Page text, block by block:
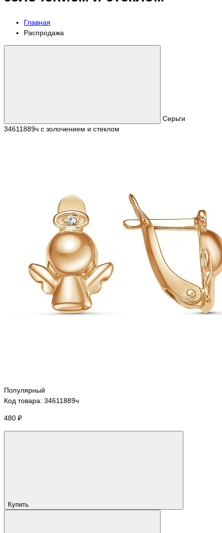
Главная
Распродажа
Серьги
34611889ч с золочением и стеклом
Популярный
Код товара: 34611889ч
480 ₽
Купить